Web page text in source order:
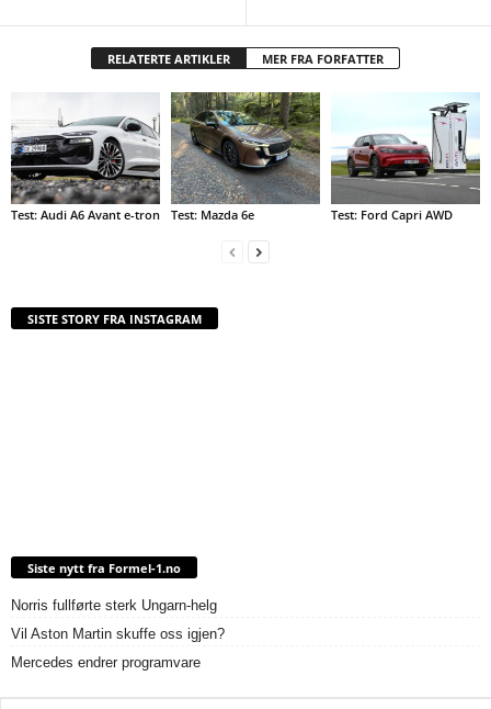
RELATERTE ARTIKLER MER FRA FORFATTER
Test: Audi A6 Avant e-tron Test: Mazda 6e Test: Ford Capri AWD
SISTE STORY FRA INSTAGRAM
Siste nytt fra Formel-1.no
Norris fullførte sterk Ungarn-helg
Vil Aston Martin skuffe oss igjen?
Mercedes endrer programvare